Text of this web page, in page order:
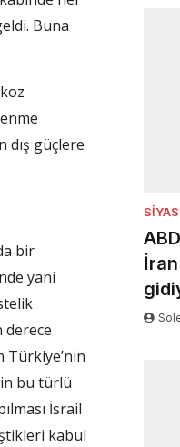
Buna
dış güçlere
bir
yani
Türkiye’nin
bu türlü
İsrail
kabul